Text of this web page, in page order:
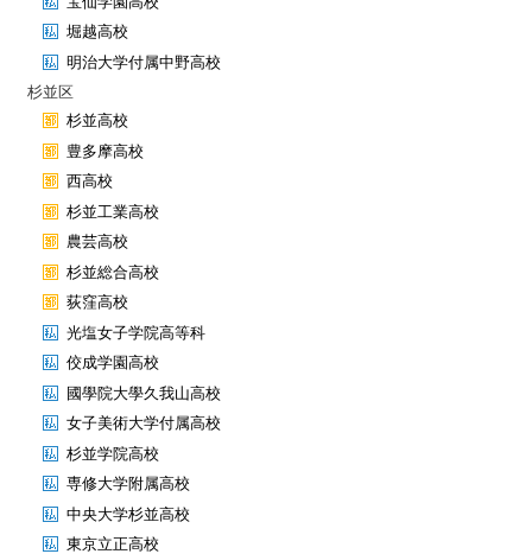
堀越高校
明治大学付属中野高校
杉並区
杉並高校
豊多摩高校
西高校
杉並工業高校
農芸高校
杉並総合高校
荻窪高校
光塩女子学院高等科
佼成学園高校
國學院大學久我山高校
女子美術大学付属高校
杉並学院高校
専修大学附属高校
中央大学杉並高校
東京立正高校